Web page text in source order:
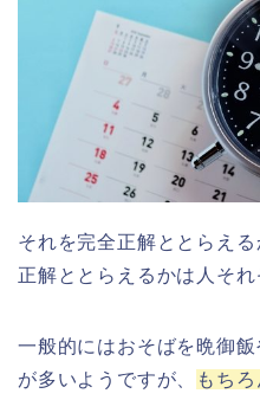
それを完全正解ととらえ
正解ととらえるかは人そ
一般的にはおそばを晩御
が多いようですが、
もち